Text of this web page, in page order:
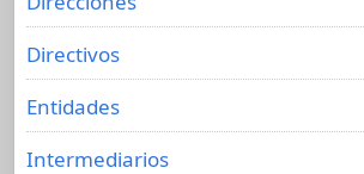
Directivos
Entidades
Intermediarios